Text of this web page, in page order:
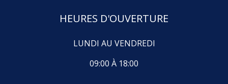
HEURES D'OUVERTURE
LUNDI AU VENDREDI
09:00 À 18:00